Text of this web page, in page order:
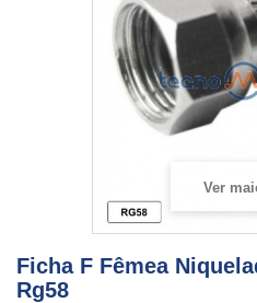
Ver
Ficha F Fêmea
Rg58